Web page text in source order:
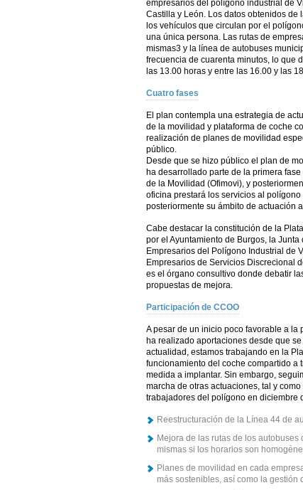
empresarios del polígono industrial de
Castilla y León. Los datos obtenidos
los vehículos que circulan por el
una única persona. Las rutas de
mismas3 y la línea de autobuses
frecuencia de cuarenta minutos, lo que
las 13.00 horas y entre las 16.00 y las
Cuatro fases
El plan contempla una estrategia de
de la movilidad y plataforma de coche
realización de planes de movilidad
público.
Desde que se hizo público el plan de
ha desarrollado parte de la primera
de la Movilidad (Ofimovi), y
oficina prestará los servicios al
posteriormente su ámbito de actuación
Cabe destacar la constitución de la
por el Ayuntamiento de Burgos, la
Empresarios del Polígono Industrial de
Empresarios de Servicios Discrecional
es el órgano consultivo donde debatir
propuestas de mejora.
Participación de CCOO
A pesar de un inicio poco favorable a la
ha realizado aportaciones desde que
actualidad, estamos trabajando en la
funcionamiento del coche compartido a
medida a implantar. Sin embargo,
marcha de otras actuaciones, tal y
trabajadores del polígono en diciembre
Reestructuración de la Línea 44 de
Mejora de las rutas de los
mismas si los horarios son
Planes de movilidad en cada
más sostenibles, así como la gestión